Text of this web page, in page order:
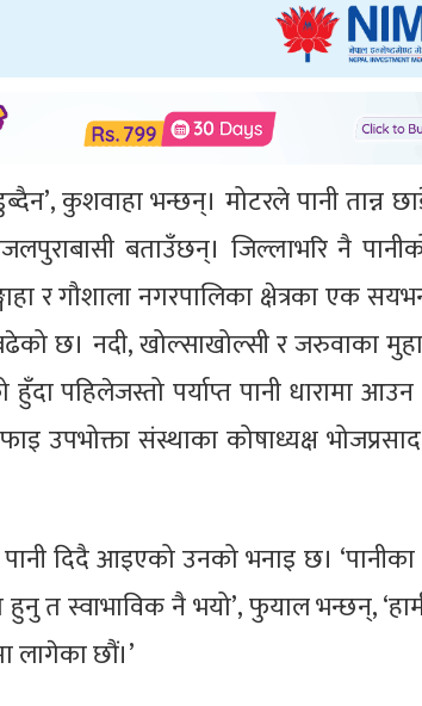
कुशवाहा भन्छन्। मोटरले पानी तान्न
बताउँछन्। जिल्लाभरि नै
र गौशाला नगरपालिका क्षेत्रका एक
छ। नदी, खोल्साखोल्सी र जरुवाका
पहिलेजस्तो पर्याप्त पानी धारामा
उपभोक्ता संस्थाका कोषाध्यक्ष
पानी दिदै आइएको उनको भनाइ छ। ‘पानीका
त स्वाभाविक नै भयो’, फुयाल भन्छन्,
छौं।’